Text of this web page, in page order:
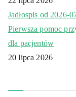
Jadłospis od 2026-
Pierwsza pomoc
dla pacjentów
20 lipca 2026